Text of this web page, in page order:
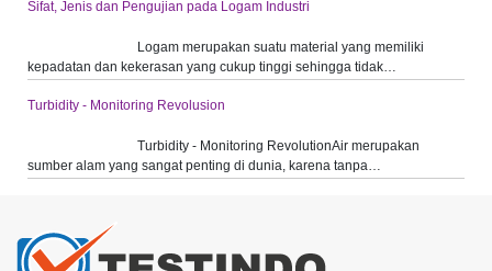
Sifat, Jenis dan Pengujian pada Logam Industri
Logam merupakan suatu material yang memiliki
kepadatan dan kekerasan yang cukup tinggi sehingga tidak…
Turbidity - Monitoring Revolusion
Turbidity - Monitoring RevolutionAir merupakan
sumber alam yang sangat penting di dunia, karena tanpa…